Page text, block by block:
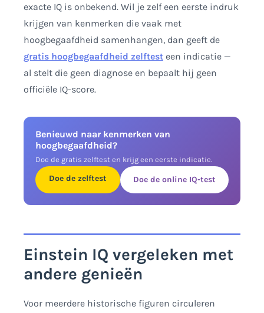
exacte IQ is onbekend. Wil je zelf een eerste indruk
krijgen van kenmerken die vaak met
hoogbegaafdheid samenhangen, dan geeft de
gratis hoogbegaafdheid zelftest een indicatie —
al stelt die geen diagnose en bepaalt hij geen
officiële IQ-score.
Benieuwd naar kenmerken van
hoogbegaafdheid?
Doe de gratis zelftest en krijg een eerste indicatie.
Doe de zelftest Doe de online IQ-test
Einstein IQ vergeleken met
andere genieën
Voor meerdere historische figuren circuleren